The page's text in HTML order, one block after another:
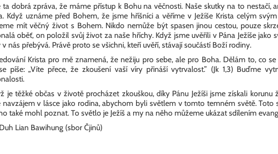
ta dobrá zpráva, že máme přístup k Bohu na věčnosti. Naše skutky na to nestačí,
Když uznáme před Bohem, že jsme hříšníci a věříme v Ježíše Krista celým
mít věčný život s Bohem. Nikdo nemůže být spasen jinou cestou, pouze
oběť, on položil svůj život za naše hříchy. Když jsme uvěřili v Pána Ježíše jako
v nás přebývá. Právě proto se všichni, kteří uvěří, stávají součástí Boží rodiny.
Krista pro mě znamená, že nežiju pro sebe, ale pro Boha. Dělám to, co
píše: „Víte přece, že zkoušení vaší víry přináší vytrvalost.” (Jk 1,3) Buďme
je těžké občas v životě procházet zkouškou, díky Pánu Ježíši jsme získali
navzájem v lásce jako rodina, abychom byli světlem v tomto temném světě. Toto
také mohl poznat. To světlo je Ježíš a my na něho můžeme ukázat sdílením
Lian Bawihung (sbor Čjinů)